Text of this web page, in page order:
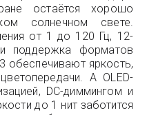
остаётся хорошо
солнечном свете.
от 1 до 120 Гц, 12-
поддержка форматов
обеспечивают яркость,
А OLED-
DC-диммингом и
до 1 нит заботится